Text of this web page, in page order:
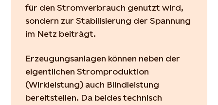
für den Stromverbrauch genutzt wird,
sondern zur Stabilisierung der Spannung
im Netz beiträgt.
Erzeugungsanlagen können neben der
eigentlichen Stromproduktion
(Wirkleistung) auch Blindleistung
bereitstellen. Da beides technisch